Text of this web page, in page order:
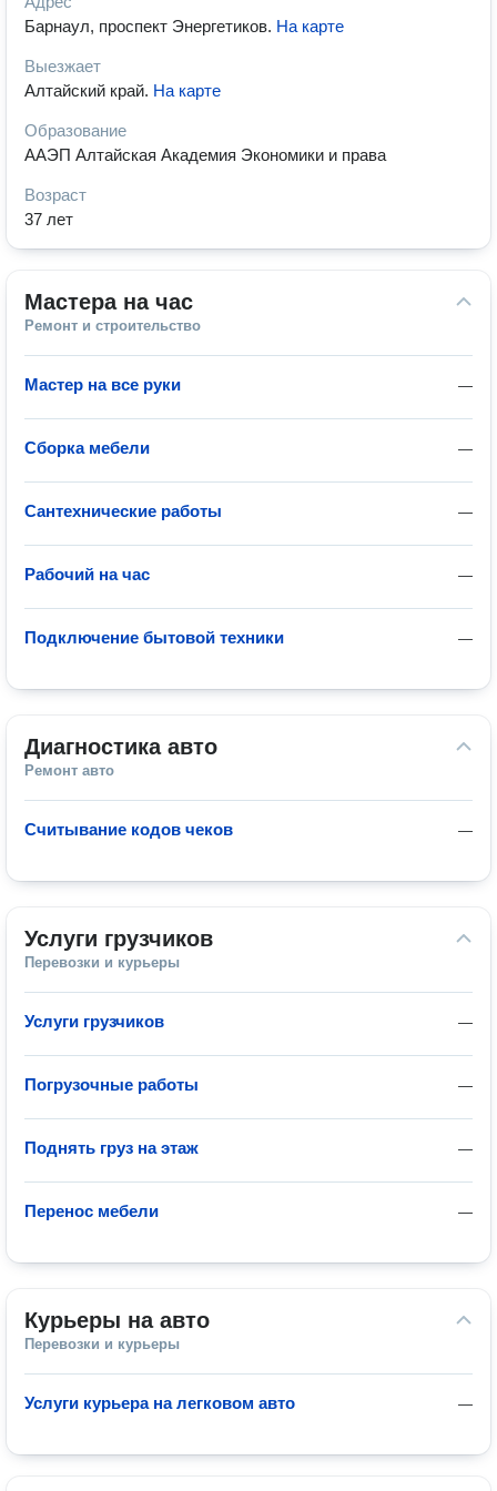
Барнаул, проспект Энергетиков. На карте
Выезжает
Алтайский край. На карте
Образование
ААЭП Алтайская Академия Экономики и права
Возраст
37 лет
Мастера на час
Ремонт и строительство
—
Мастер на все руки
—
Сборка мебели
—
Сантехнические работы
—
Рабочий на час
—
Подключение бытовой техники
Диагностика авто
Ремонт авто
—
Считывание кодов чеков
Услуги грузчиков
Перевозки и курьеры
—
Услуги грузчиков
—
Погрузочные работы
—
Поднять груз на этаж
—
Перенос мебели
Курьеры на авто
Перевозки и курьеры
—
Услуги курьера на легковом авто